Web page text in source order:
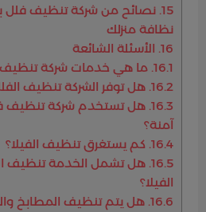
15. نصائح من شركة تنظيف فلل
نظافة منزلك
16. الأسئلة الشائعة
16.1. ما هي خدمات شركة تنظيف
16.2. هل توفر الشركة تنظيف
16.3. هل تستخدم شركة تنظيف
آمنة؟
16.4. كم يستغرق تنظيف الفيلا؟
16.5. هل تشمل الخدمة تنظيف
الفيلا؟
16.6. هل يتم تنظيف المطابخ